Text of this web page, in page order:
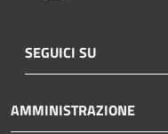
SEGUICI SU
AMMINISTRAZIONE